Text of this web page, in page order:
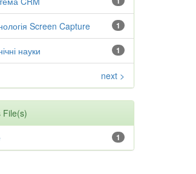
1
Screen Capture
1
науки
next >
File(s)
1